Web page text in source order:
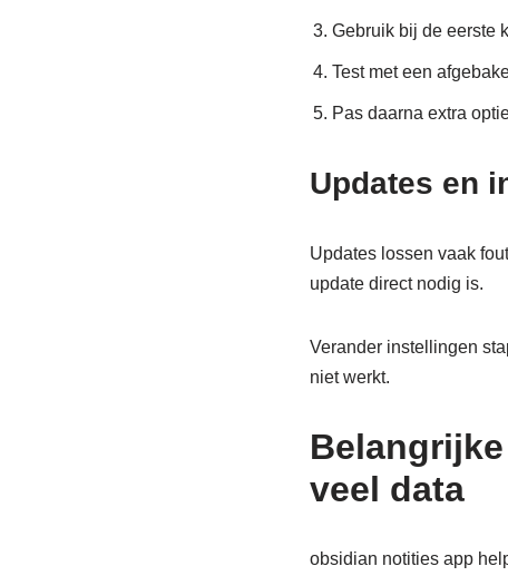
Gebruik bij de eerste
Test met een
Pas daarna extra
Updates en
Updates lossen vaak
update direct nodig is.
Verander instellingen
niet werkt.
veel data
obsidian notities app